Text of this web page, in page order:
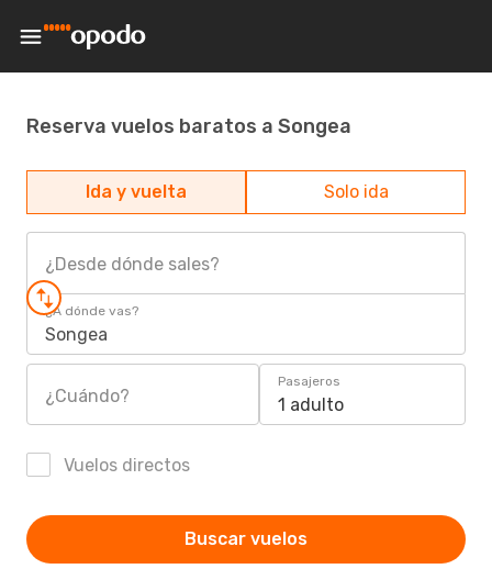
Reserva vuelos baratos a Songea
Ida y vuelta Solo ida
¿Desde dónde sales?
¿A dónde vas?
Songea
¿Cuándo?
Pasajeros
1 adulto
Vuelos directos
Buscar vuelos